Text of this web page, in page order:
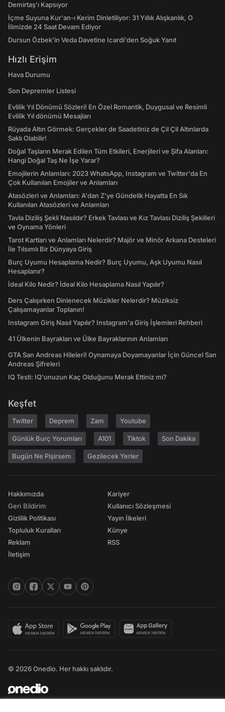
Demirtaş'ı Kapsıyor
İçme Suyuna Kur'an-ı Kerim Dinletiliyor: 31 Yıllık Alışkanlık, O
İlimizde 24 Saat Devam Ediyor
Dursun Özbek'in Veda Davetine Icardi'den Soğuk Yanıt
Hızlı Erişim
Hava Durumu
Son Depremler Listesi
Evlilik Yıl Dönümü Sözleri! En Özel Romantik, Duygusal ve Resimli
Evlilik Yıl dönümü Mesajları
Rüyada Altın Görmek: Gerçekler de Saadetiniz de Çil Çil Altınlarda
Saklı Olabilir!
Doğal Taşların Merak Edilen Tüm Etkileri, Enerjileri ve Şifa Alanları:
Hangi Doğal Taş Ne İşe Yarar?
Emojilerin Anlamları: 2023 WhatsApp, Instagram ve Twitter'da En
Çok Kullanılan Emojiler ve Anlamları
Atasözleri ve Anlamları: A'dan Z'ye Gündelik Hayatta En Sık
Kullanılan Atasözleri ve Anlamları
Tavla Diziliş Şekli Nasıldır? Erkek Tavlası ve Kız Tavlası Diziliş Şekilleri
ve Oynama Yönleri
Tarot Kartları ve Anlamları Nelerdir? Majör ve Minör Arkana Desteleri
İle Tılsımlı Bir Dünyaya Giriş
Burç Uyumu Hesaplama Nedir? Burç Uyumu, Aşk Uyumu Nasıl
Hesaplanır?
İdeal Kilo Nedir? İdeal Kilo Hesaplama Nasıl Yapılır?
Ders Çalışırken Dinlenecek Müzikler Nelerdir? Müziksiz
Çalışamayanlar Toplanın!
Instagram Giriş Nasıl Yapılır? Instagram'a Giriş İşlemleri Rehberi
41 Ülkenin Bayrakları ve Ülke Bayraklarının Anlamları
GTA San Andreas Hileleri! Oynamaya Doyamayanlar İçin Güncel San
Andreas Şifreleri
IQ Testi: IQ'unuzun Kaç Olduğunu Merak Ettiniz mi?
Keşfet
Twitter Deprem Zam Youtube
Günlük Burç Yorumları A101 Tiktok Son Dakika
Bugün Ne Pişirsem Gezilecek Yerler
Hakkımızda
Geri Bildirim
Gizlilik Politikası
Topluluk Kuralları
Reklam
İletişim
Kariyer
Kullanıcı Sözleşmesi
Yayın İlkeleri
Künye
RSS
© 2026 Onedio. Her hakkı saklıdır.